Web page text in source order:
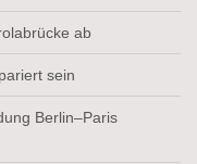
ab
sein
Berlin–Paris